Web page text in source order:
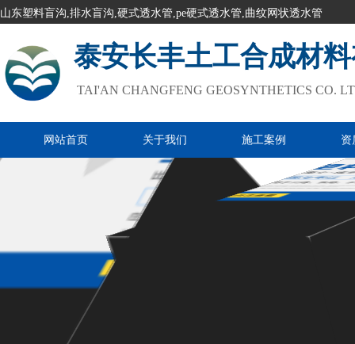
山东塑料盲沟,排水盲沟,硬式透水管,pe硬式透水管,曲纹网状透水管
泰安长丰土工合成材
TAI'AN CHANGFENG GEOSYNTHETICS CO.
网站首页 关于我们 施工案例 资